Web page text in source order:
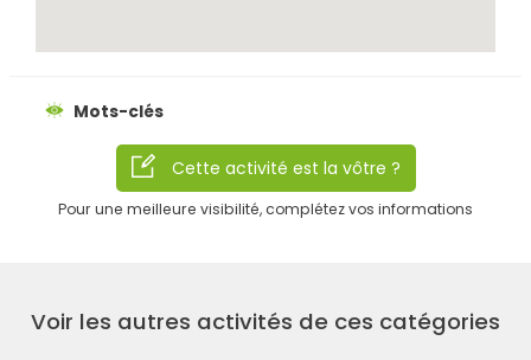
Mots-clés
Cette activité est la vôtre ?
Pour une meilleure visibilité, complétez vos informations
Voir les autres activités de ces catégories